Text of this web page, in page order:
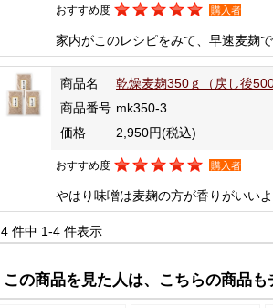
おすすめ度 購入者
家内がこのレシピをみて、早速麦麹
商品名
乾燥麦麹350ｇ（戻し後
商品番号 mk350-3
価格
2,950円(税込)
おすすめ度 購入者
やはり味噌は麦麹の方が香りがいい
4 件中 1-4 件表示
この商品を見た人は、こちらの商品も